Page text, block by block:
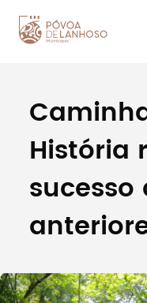
Procurar
Tipo de
História
sucesso